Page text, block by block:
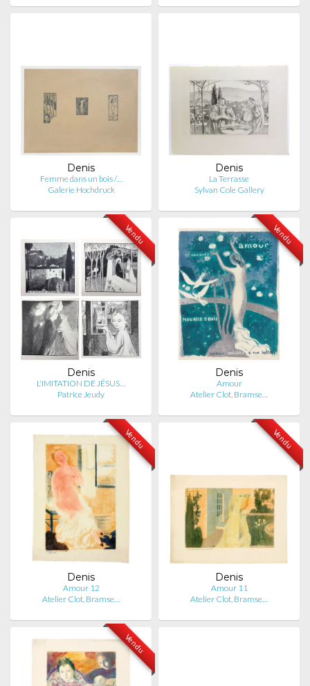
Denis
Femme dans un bois /…
Galerie Hochdruck
Denis
La Terrasse
Sylvan Cole Gallery
Vendu
Denis
L'IMITATION DE JÉSUS…
Patrice Jeudy
Vendu
Denis
Amour
Atelier Clot, Bramse…
Vendu
Denis
Amour 12
Atelier Clot, Bramse…
Vendu
Denis
Amour 11
Atelier Clot, Bramse…
Vendu